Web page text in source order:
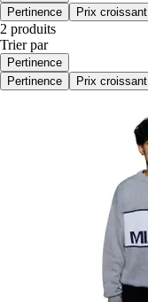
Pertinence
Prix croissant
2 produits
Trier par
Pertinence
Pertinence
Prix croissant